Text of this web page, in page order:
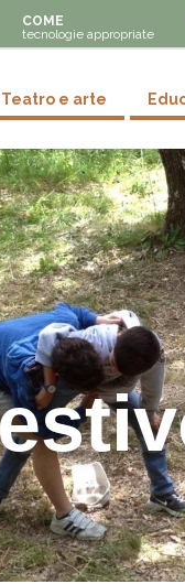
COME
tecnologie appropriate
menu
Teatro e arte